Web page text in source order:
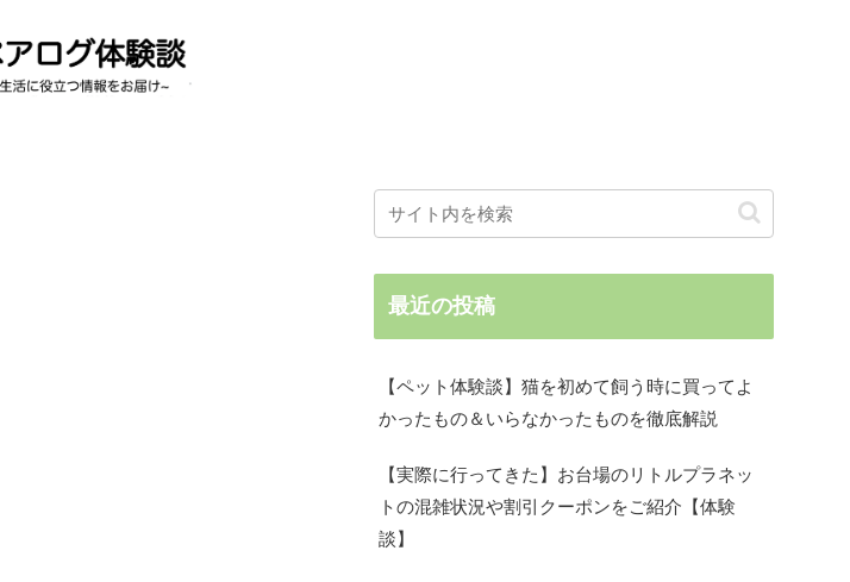
最近の投稿
【ペット体験談】猫を初めて飼う時に買ってよ
かったもの＆いらなかったものを徹底解説
【実際に行ってきた】お台場のリトルプラネッ
トの混雑状況や割引クーポンをご紹介【体験
談】